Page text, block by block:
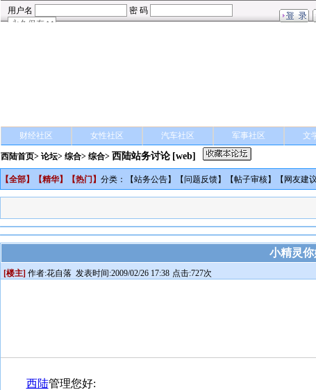
财经社区 女性社区 汽车社区 军事社区 文
西陆首页> 论坛> 综合> 综合> 西陆站务讨论 [web]
【全部】【精华】【热门 】 分类：【站务公告】【问题反馈】【帖子审核】【 网友建议
小精灵你
[楼主] 作者:花自落 发表时间:2009/02/26 17:38 点击:727次
西陆管理您好: